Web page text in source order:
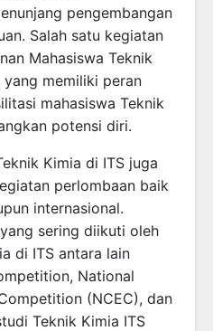
pengembangan
Salah satu kegiatan
Mahasiswa Teknik
yang memiliki peran
mahasiswa Teknik
potensi diri.
Kimia di ITS juga
perlombaan baik
internasional.
sering diikuti oleh
di ITS antara lain
National
(NCEC), dan
Teknik Kimia ITS